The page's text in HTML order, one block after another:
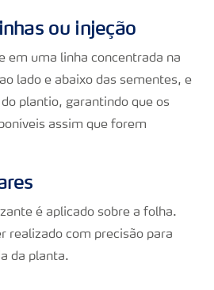
ou injeção
em uma linha concentrada na
lado e abaixo das sementes, e
plantio, garantindo que os
assim que forem
é aplicado sobre a folha.
realizado com precisão para
da planta.